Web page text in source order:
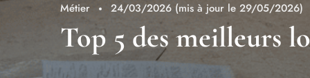
Métier 24/03/2026 (mis à jour le 29/05/2026)
Top 5 des meilleurs